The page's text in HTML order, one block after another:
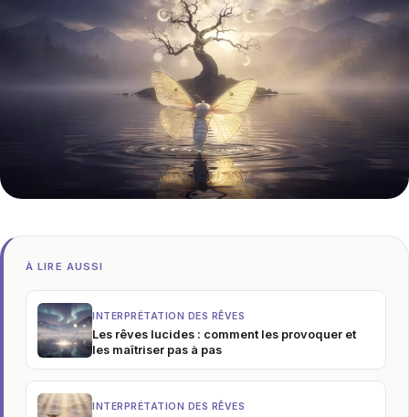
À LIRE AUSSI
INTERPRÉTATION DES RÊVES
Les rêves lucides : comment les provoquer et
les maîtriser pas à pas
INTERPRÉTATION DES RÊVES